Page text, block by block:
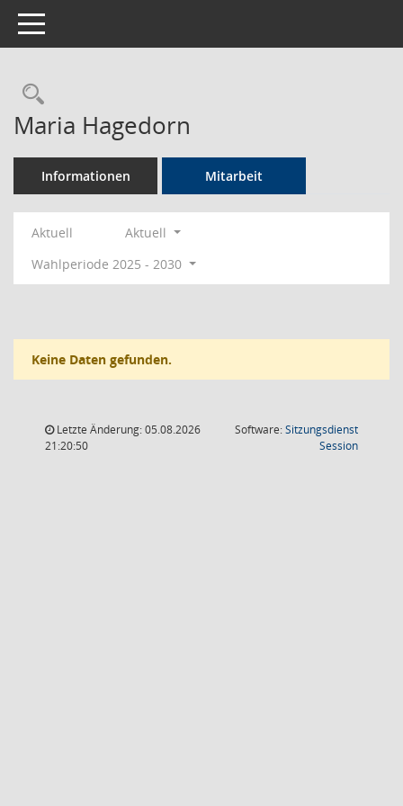
Toggle navigation
Rechercheauswahl
Maria Hagedorn
Informationen Mitarbeit
Aktuell
Aktuell
Wahlperiode 2025 - 2030
Keine Daten gefunden.
Letzte Änderung: 05.08.2026
21:20:50
Software:Sitzungsdienst
Session(Wird in